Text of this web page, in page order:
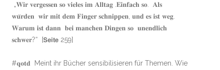
„𝐖𝐢𝐫 𝐯𝐞𝐫𝐠𝐞𝐬𝐬𝐞𝐧 𝐬𝐨 𝐯𝐢𝐞𝐥𝐞𝐬 𝐢𝐦 𝐀𝐥𝐥𝐭𝐚𝐠 .𝐄𝐢𝐧𝐟𝐚𝐜𝐡 𝐬𝐨. 𝐀𝐥𝐬
𝐰𝐮̈𝐫𝐝𝐞𝐧 𝐰𝐢𝐫 𝐦𝐢𝐭 𝐝𝐞𝐦 𝐅𝐢𝐧𝐠𝐞𝐫 𝐬𝐜𝐡𝐧𝐢𝐩𝐩𝐞𝐧, 𝐮𝐧𝐝 𝐞𝐬 𝐢𝐬𝐭 𝐰𝐞𝐠.
𝐖𝐚𝐫𝐮𝐦 𝐢𝐬𝐭 𝐝𝐚𝐧𝐧 𝐛𝐞𝐢 𝐦𝐚𝐧𝐜𝐡𝐞𝐧 𝐃𝐢𝐧𝐠𝐞𝐧 𝐬𝐨 𝐮𝐧𝐞𝐧𝐝𝐥𝐢𝐜𝐡
𝐬𝐜𝐡𝐰𝐞𝐫?“ [𝗦𝗲𝗶𝘁𝗲 259]
#𝐪𝐨𝐭𝐝 Meint ihr Bücher sensibilisieren für Themen. Wie